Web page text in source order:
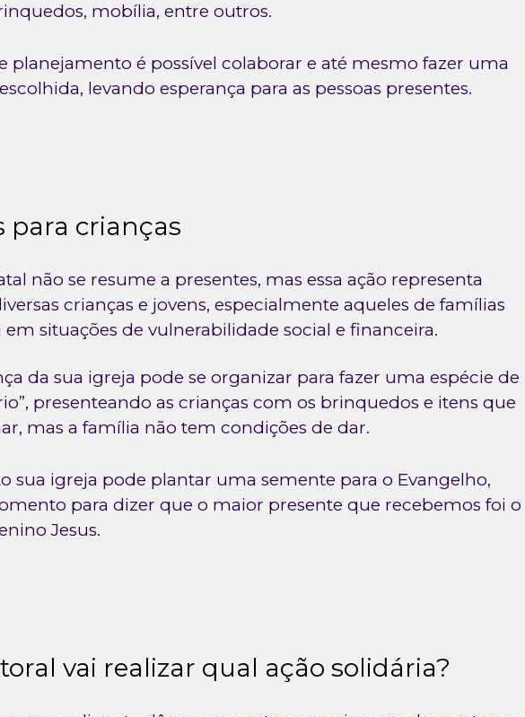
mobília, entre outros.
planejamento é possível colaborar e até mesmo fazer uma
levando esperança para as pessoas presentes.
para crianças
não se resume a presentes, mas essa ação representa
crianças e jovens, especialmente aqueles de famílias
situações de vulnerabilidade social e financeira.
da sua igreja pode se organizar para fazer uma espécie de
presenteando as crianças com os brinquedos e itens que
mas a família não tem condições de dar.
sua igreja pode plantar uma semente para o Evangelho,
para dizer que o maior presente que recebemos foi o
Jesus.
vai realizar qual ação solidária?